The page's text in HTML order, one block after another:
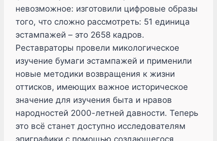
невозможное: изготовили цифровые образы
того, что сложно рассмотреть: 51 единица
эстампажей – это 2658 кадров.
Реставраторы провели микологическое
изучение бумаги эстампажей и применили
новые методики возвращения к жизни
оттисков, имеющих важное историческое
значение для изучения быта и нравов
народностей 2000-летней давности. Теперь
это всё станет доступно исследователям
эпиграфики с помощью создающегося